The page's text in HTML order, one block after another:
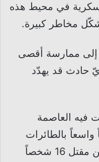
في محيط هذه
يشكّل مخاطر كبيرة.
ممارسة أقصى
حادث قد يهدّد
فيه العاصمة
واسعاً بالطائرات
المسيّرة والصواريخ، أسفر عن مقتل 16 شخصاً